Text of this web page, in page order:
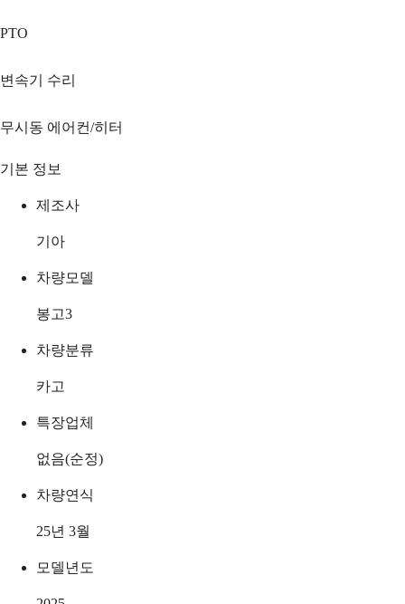
PTO
변속기 수리
무시동 에어컨/히터
기본 정보
제조사
기아
차량모델
봉고3
차량분류
카고
특장업체
없음(순정)
차량연식
25년 3월
모델년도